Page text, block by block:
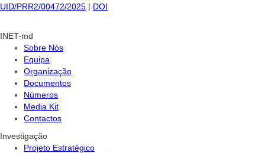
UID/PRR2/00472/2025 | DOI
INET-md
Sobre Nós
Equipa
Organização
Documentos
Números
Media Kit
Contactos
Investigação
Projeto Estratégico